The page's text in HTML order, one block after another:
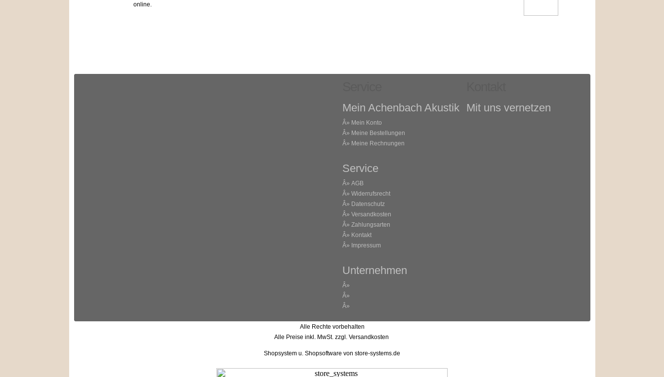
online.
Mein Achenbach Akustik
Â» Mein Konto
Â» Meine Bestellungen
Â» Meine Rechnungen
Service
Â» AGB
Â» Widerrufsrecht
Â» Datenschutz
Â» Versandkosten
Â» Zahlungsarten
Â» Kontakt
Â» Impressum
Unternehmen
Â»
Â»
Â»
Mit uns vernetzen
Alle Rechte vorbehalten
Alle Preise inkl. MwSt. zzgl. Versandkosten
Shopsystem u. Shopsoftware von store-systems.de